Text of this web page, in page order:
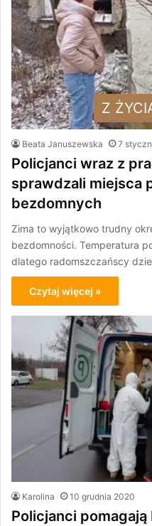
Z
Beata Januszewska 7
Policjanci wraz z
sprawdzali miejsca
bezdomnych
Zima to wyjątkowo trudny
bezdomności. Temperatura
dlatego radomszczańscy
Czytaj więcej »
Karolina 10 grudnia 2020
Policjanci